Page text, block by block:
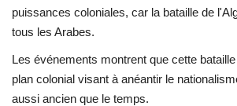
Actualités
Équipe de travail
Les pionniers
puissances coloniales, car la bataille de
tous les Arabes.
Les événements montrent que cette
plan colonial visant à anéantir le
aussi ancien que le temps.